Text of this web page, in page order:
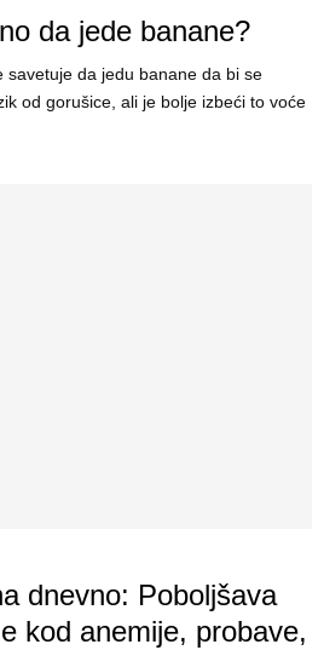
da jede banane?
savetuje da jedu banane da bi se
od gorušice, ali je bolje izbeći to voće
dnevno: Poboljšava
kod anemije, probave,